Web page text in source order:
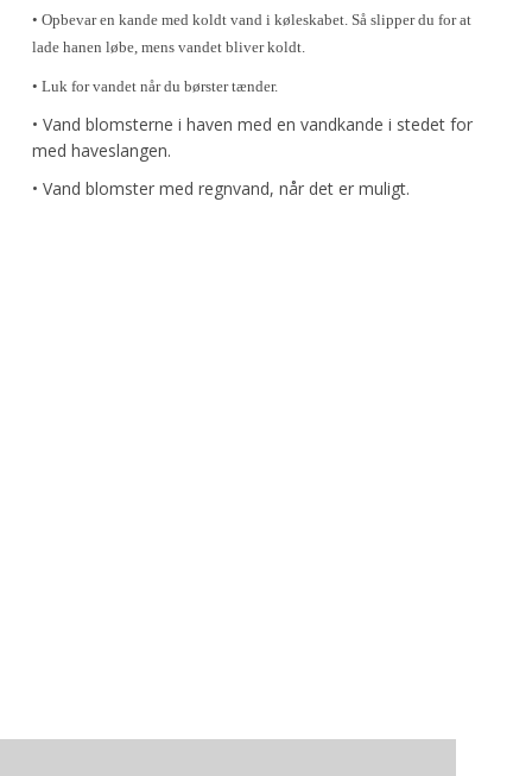
• Opbevar en kande med koldt vand i køleskabet. Så slipper du for at
lade hanen løbe, mens vandet bliver koldt.
• Luk for vandet når du børster tænder.
• Vand blomsterne i haven med en vandkande i stedet for
med haveslangen.
• Vand blomster med regnvand, når det er muligt.